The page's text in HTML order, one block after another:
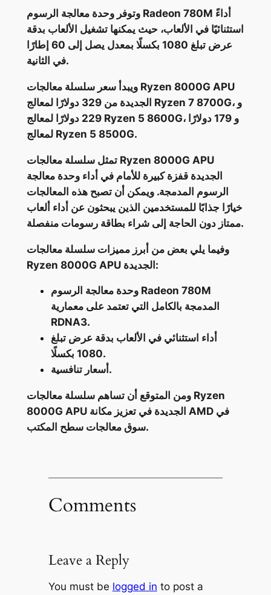
وتوفر وحدة معالجة الرسوم Radeon 780M أداءً
استثنائيًا في الألعاب، حيث يمكنها تشغيل الألعاب بدقة
عرض تبلغ 1080 بكسلًا بمعدل يصل إلى 60 إطارًا
في الثانية.
ويبدأ سعر سلسلة معالجات Ryzen 8000G APU
الجديدة من 329 دولارًا لمعالج Ryzen 7 8700G، و
229 دولارًا لمعالج Ryzen 5 8600G، و 179 دولارًا
لمعالج Ryzen 5 8500G.
تمثل سلسلة معالجات Ryzen 8000G APU
الجديدة قفزة كبيرة للأمام في أداء وحدة معالجة
الرسوم المدمجة. ويمكن أن تصبح هذه المعالجات
خيارًا جذابًا للمستخدمين الذين يبحثون عن أداء ألعاب
ممتاز دون الحاجة إلى شراء بطاقة رسومات منفصلة.
وفيما يلي بعض من أبرز مميزات سلسلة معالجات
Ryzen 8000G APU الجديدة:
وحدة معالجة الرسوم Radeon 780M
المدمجة بالكامل التي تعتمد على معمارية
RDNA3.
أداء استثنائي في الألعاب بدقة عرض تبلغ
1080 بكسلًا.
أسعار تنافسية.
ومن المتوقع أن تساهم سلسلة معالجات Ryzen
8000G APU الجديدة في تعزيز مكانة AMD في
سوق معالجات سطح المكتب.
Comments
Leave a Reply
You must be logged in to post a